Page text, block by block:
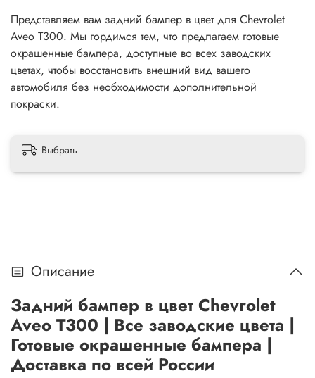
Представляем вам задний бампер в цвет для Chevrolet
Aveo T300. Мы гордимся тем, что предлагаем готовые
окрашенные бампера, доступные во всех заводских
цветах, чтобы восстановить внешний вид вашего
автомобиля без необходимости дополнительной
покраски.
Выбрать
Описание
Задний бампер в цвет Chevrolet
Aveo T300 | Все заводские цвета |
Готовые окрашенные бампера |
Доставка по всей России